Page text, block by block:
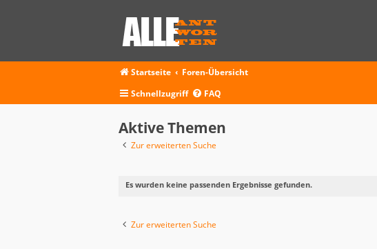
Startseite
Foren-Übersicht
Schnellzugriff
FAQ
Aktive Themen
Zur erweiterten Suche
Es wurden keine passenden Ergebnisse gefunden.
Zur erweiterten Suche